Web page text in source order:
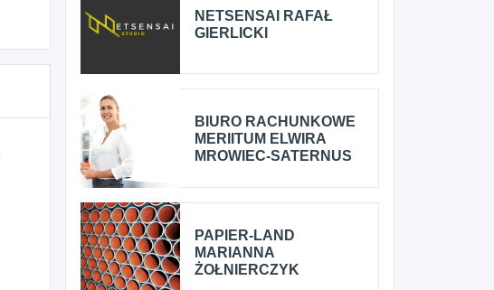
NETSENSAI RAFAŁ
GIERLICKI
BIURO RACHUNKOWE
MERIITUM ELWIRA
MROWIEC-SATERNUS
PAPIER-LAND
MARIANNA
ŻOŁNIERCZYK